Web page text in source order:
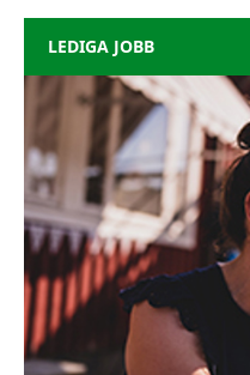
LEDIGA JOBB